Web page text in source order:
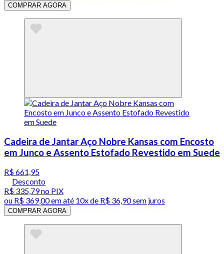
COMPRAR AGORA
Cadeira de Jantar Aço Nobre Kansas com Encosto
em Junco e Assento Estofado Revestido em Suede
R$ 661,95
Desconto
R$ 335,79no PIX
ou R$ 369,00em até 10x de R$ 36,90 sem juros
COMPRAR AGORA